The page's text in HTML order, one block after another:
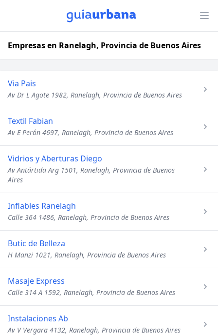
Empresas en Ranelagh, Provincia de Buenos Aires
Via Pais
Av Dr L Agote 1982, Ranelagh, Provincia de Buenos Aires
Textil Fabian
Av E Perón 4697, Ranelagh, Provincia de Buenos Aires
Vidrios y Aberturas Diego
Av Antártida Arg 1501, Ranelagh, Provincia de Buenos
Aires
Inflables Ranelagh
Calle 364 1486, Ranelagh, Provincia de Buenos Aires
Butic de Belleza
H Manzi 1021, Ranelagh, Provincia de Buenos Aires
Masaje Express
Calle 314 A 1592, Ranelagh, Provincia de Buenos Aires
Instalaciones Ab
Av V Vergara 4132, Ranelagh, Provincia de Buenos Aires